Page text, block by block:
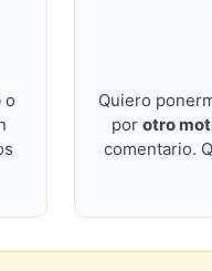
o
Quiero
por otro
comentario.